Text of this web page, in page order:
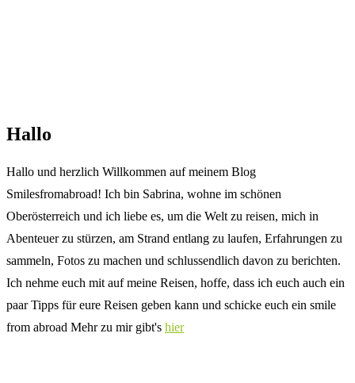
Hallo
Hallo und herzlich Willkommen auf meinem Blog
Smilesfromabroad! Ich bin Sabrina, wohne im schönen
Oberösterreich und ich liebe es, um die Welt zu reisen, mich in
Abenteuer zu stürzen, am Strand entlang zu laufen, Erfahrungen zu
sammeln, Fotos zu machen und schlussendlich davon zu berichten.
Ich nehme euch mit auf meine Reisen, hoffe, dass ich euch auch ein
paar Tipps für eure Reisen geben kann und schicke euch ein smile
from abroad Mehr zu mir gibt's hier